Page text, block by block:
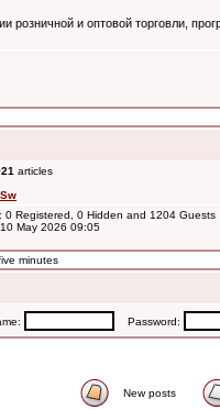
розничной и оптовой торговли,
articles
0 Registered, 0 Hidden and 1204
May 2026 09:05
minutes
Password:
New posts